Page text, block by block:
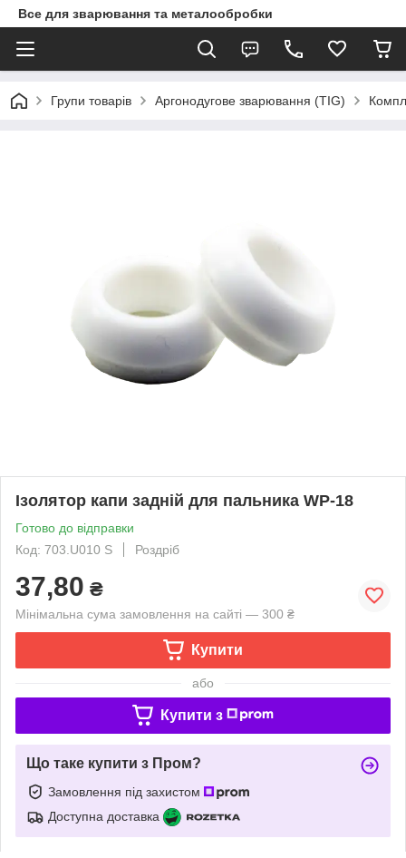
Все для зварювання та металообробки
Групи товарів Аргонодугове зварювання (TIG)
Ізолятор капи задній для пальника WP-18
Готово до відправки
Код: 703.U010 S
Роздріб
37,80 ₴
Мінімальна сума замовлення на сайті — 300 ₴
Купити
або
Купити з
Що таке купити з Пром?
Замовлення під захистом
Доступна доставка